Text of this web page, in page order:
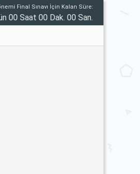
Final Sınavı İçin Kalan Süre:
00 Saat 00 Dak. 00 San.